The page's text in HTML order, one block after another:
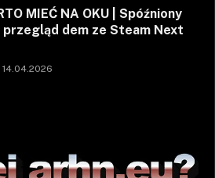
MIEĆ NA OKU | Spóźniony
przegląd dem ze Steam Next
14.04.2026